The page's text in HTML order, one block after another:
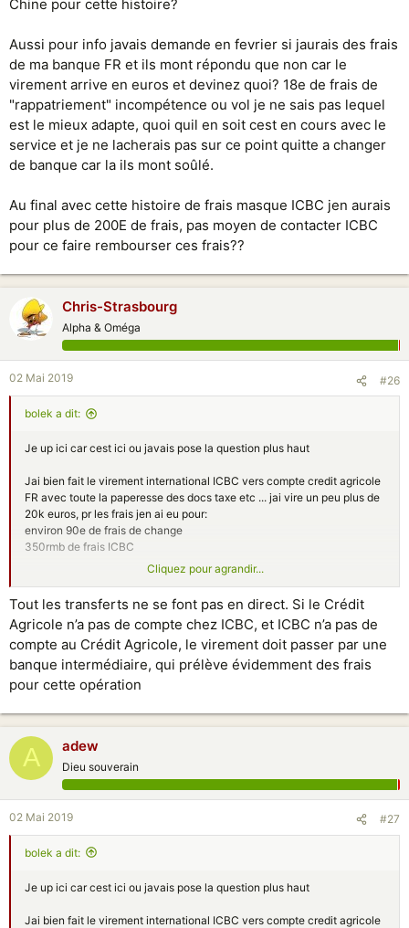
Chine pour cette histoire?
Aussi pour info javais demande en fevrier si jaurais des frais
de ma banque FR et ils mont répondu que non car le
virement arrive en euros et devinez quoi? 18e de frais de
"rappatriement" incompétence ou vol je ne sais pas lequel
est le mieux adapte, quoi quil en soit cest en cours avec le
service et je ne lacherais pas sur ce point quitte a changer
de banque car la ils mont soûlé.
Au final avec cette histoire de frais masque ICBC jen aurais
pour plus de 200E de frais, pas moyen de contacter ICBC
pour ce faire rembourser ces frais??
Chris-Strasbourg
Alpha & Oméga
02 Mai 2019 #26
bolek a dit:
Je up ici car cest ici ou javais pose la question plus haut
Jai bien fait le virement international ICBC vers compte credit agricole
FR avec toute la paperesse des docs taxe etc ... jai vire un peu plus de
20k euros, pr les frais jen ai eu pour:
environ 90e de frais de change
350rmb de frais ICBC
Par contre je devais recevoir xx.400euros sur mon compte FR hors je
nai recu que xx.366.40euros (soit 33.6euros manquant) vous savez
d'ou ca peut venir? ma banque FR me dit que cest ma banque chinoise
qui a applique des frais alors quils ne mont rien dit et en plus javais
deja paye les frais en chine. Vous savez comment on peut contacter
ICBC Chine pour cette histoire?
Aussi pour info javais demande en fevrier si jaurais des frais de ma
banque FR et ils mont répondu que non car le virement arrive en euros
et devinez quoi? 18e de frais de "rappatriement" incompétence ou vol
je ne sais pas lequel est le mieux adapte, quoi quil en soit cest en cours
avec le service et je ne lacherais pas sur ce point quitte a changer de
banque car la ils mont soûlé.
Au final avec cette histoire de frais masque ICBC jen aurais pour plus
Cliquez pour agrandir...
Tout les transferts ne se font pas en direct. Si le Crédit
Agricole n’a pas de compte chez ICBC, et ICBC n’a pas de
compte au Crédit Agricole, le virement doit passer par une
banque intermédiaire, qui prélève évidemment des frais
pour cette opération
A adew
Dieu souverain
02 Mai 2019 #27
bolek a dit:
Je up ici car cest ici ou javais pose la question plus haut
Jai bien fait le virement international ICBC vers compte credit agricole